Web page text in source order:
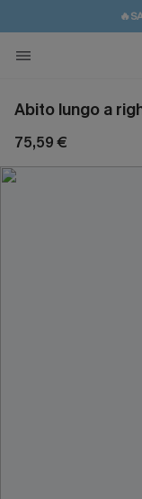
Abito lungo a
75,59 €